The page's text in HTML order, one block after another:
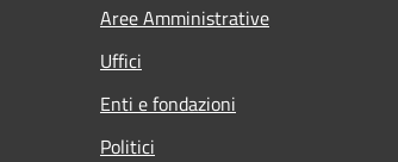
Aree Amministrative
Uffici
Enti e fondazioni
Politici